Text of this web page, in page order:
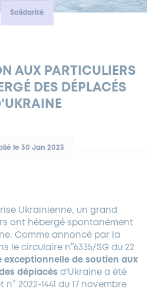
LIBRE
ARBORÉ
Solidarité
AUX PARTICULIERS
DES DÉPLACÉS
le 30 Jan 2023
Ukrainienne, un grand
ont hébergé spontanément
Comme annoncé par la
le circulaire n°6335/SG du 22
exceptionnelle de soutien aux
déplacés d’Ukraine a été
2022-1441 du 17 novembre